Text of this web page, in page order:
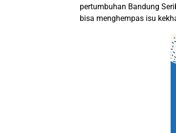
pertumbuhan Bandung
bisa menghempas isu